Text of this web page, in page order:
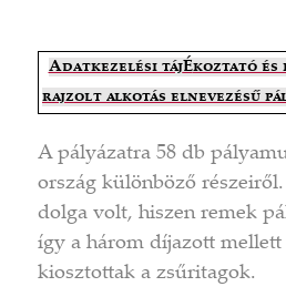
Adatkezelési tájÉkoztató és
rajzolt alkotás elnevezésű
A pályázatra 58 db
ország különböző
dolga volt, hiszen remek
így a három díjazott
kiosztottak a zsűritagok.